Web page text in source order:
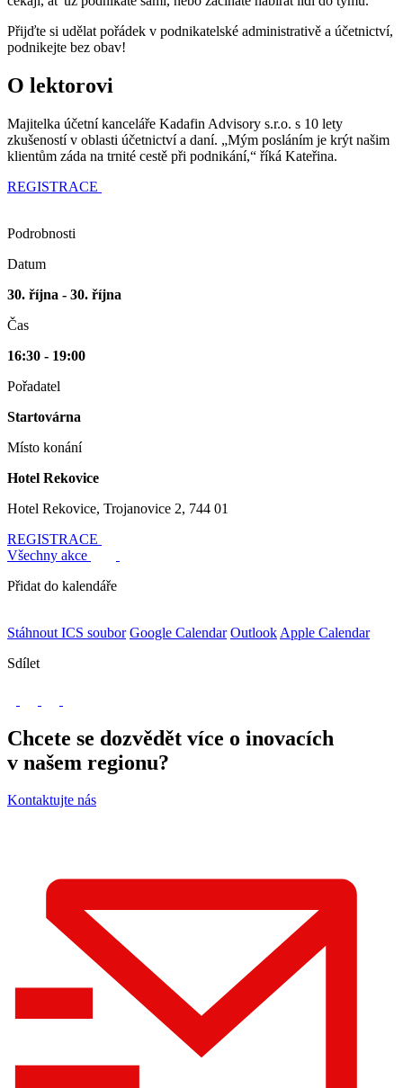
Přijďte si udělat pořádek v podnikatelské administrativě a účetnictví,
podnikejte bez obav!
O lektorovi
Majitelka účetní kanceláře Kadafin Advisory s.r.o. s 10 lety
zkušeností v oblasti účetnictví a daní. „Mým posláním je krýt našim
klientům záda na trnité cestě při podnikání,“ říká Kateřina.
REGISTRACE
Podrobnosti
Datum
30. října - 30. října
Čas
16:30 - 19:00
Pořadatel
Startovárna
Místo konání
Hotel Rekovice
Hotel Rekovice, Trojanovice 2, 744 01
REGISTRACE
Všechny akce
Přidat do kalendáře
Stáhnout ICS soubor Google Calendar Outlook Apple Calendar
Sdílet
Chcete se dozvědět více o inovacích
v našem regionu?
Kontaktujte nás